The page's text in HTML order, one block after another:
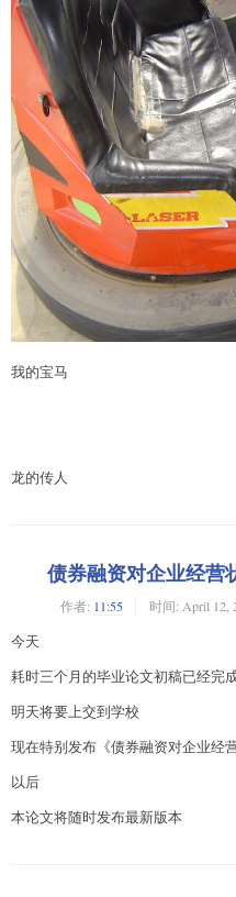
我的宝马
龙的传人
债券融资对企业经营
作者: 11:55 时间: April 12,
今天
耗时三个月的毕业论文初稿已经完
明天将要上交到学校
现在特别发布《债券融资对企业经
以后
本论文将随时发布最新版本